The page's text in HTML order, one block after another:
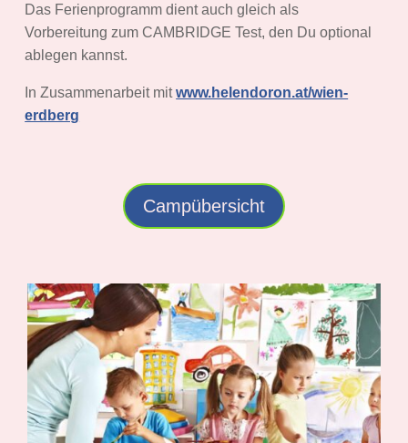
Das Ferienprogramm dient auch gleich als
Vorbereitung zum CAMBRIDGE Test, den Du optional
ablegen kannst.
In Zusammenarbeit mitwww.helendoron.at/wien-
erdberg
Campübersicht